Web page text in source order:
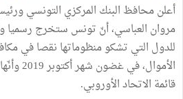
أعلن محافظ البنك المركزي التونسي
مروان العباسي، أنّ تونس ستخرج رسميا
للدول التي تشكو منظوماتها نقصا في
قائمة الاتحاد الأوروبي.